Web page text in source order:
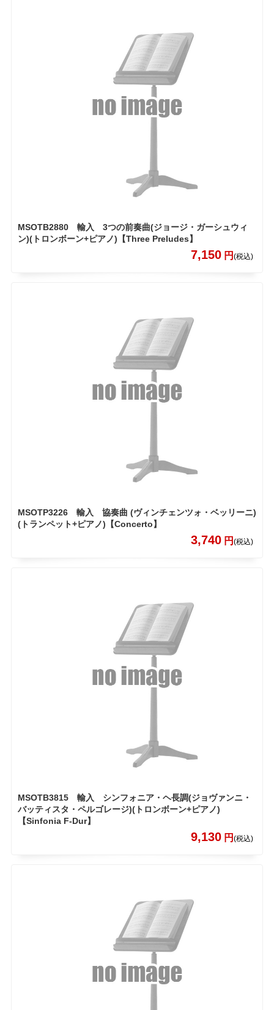
MSOTB2880 輸入 3つの前奏曲(ジョージ・ガーシュウィ
ン)(トロンボーン+ピアノ)【Three Preludes】
7,150 円(税込)
MSOTP3226 輸入 協奏曲 (ヴィンチェンツォ・ベッリーニ)
(トランペット+ピアノ)【Concerto】
3,740 円(税込)
MSOTB3815 輸入 シンフォニア・ヘ長調(ジョヴァンニ・
バッティスタ・ペルゴレージ)(トロンボーン+ピアノ)
【Sinfonia F-Dur】
9,130 円(税込)